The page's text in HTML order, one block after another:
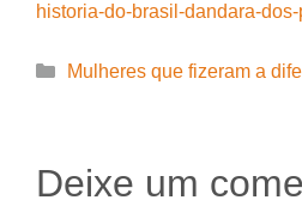
historia-do-brasil-dandara-
Categorias
Mulheres que fizeram a
Deixe um